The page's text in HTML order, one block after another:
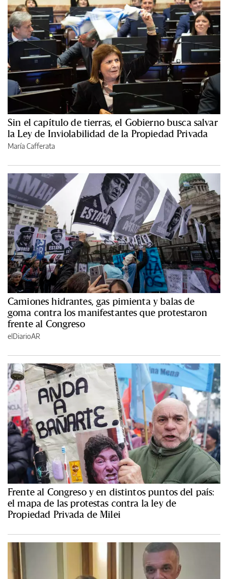
Sin el capítulo de tierras, el Gobierno busca salvar
la Ley de Inviolabilidad de la Propiedad Privada
María Cafferata
Camiones hidrantes, gas pimienta y balas de
goma contra los manifestantes que protestaron
frente al Congreso
elDiarioAR
Frente al Congreso y en distintos puntos del país:
el mapa de las protestas contra la ley de
Propiedad Privada de Milei